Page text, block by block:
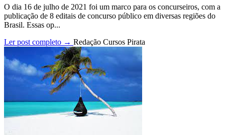
O dia 16 de julho de 2021 foi um marco para os concurseiros, com a
publicação de 8 editais de concurso público em diversas regiões do
Brasil. Essas op...
Ler post completo → Redação Cursos Pirata